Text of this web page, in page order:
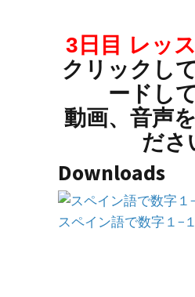
3日目 レッ
クリックし
ードし
動画、音声
ださ
Downloads
スペイン語で数字１−